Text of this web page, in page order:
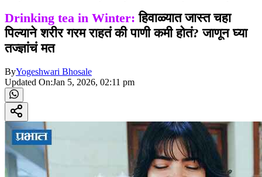
Drinking tea in Winter: हिवाळ्यात जास्त चहा
पिल्याने शरीर गरम राहतं की पाणी कमी होतं? जाणून घ्या
तज्ज्ञांचं मत
ByYogeshwari Bhosale
Updated On:Jan 5, 2026, 02:11 pm